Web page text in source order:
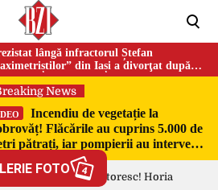
lângă infractorul Ștefan
din Iași a divorţat după
News
Incendiu de vegetație la
Flăcările au cuprins 5.000 de
pătrați, iar pompierii au intervenit
FOTO 4